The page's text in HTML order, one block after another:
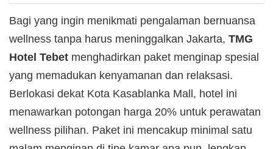
Bagi yang ingin menikmati pengalaman bernuansa
wellness tanpa harus meninggalkan Jakarta, TMG
Hotel Tebet menghadirkan paket menginap spesial
yang memadukan kenyamanan dan relaksasi.
Berlokasi dekat Kota Kasablanka Mall, hotel ini
menawarkan potongan harga 20% untuk perawatan
wellness pilihan. Paket ini mencakup minimal satu